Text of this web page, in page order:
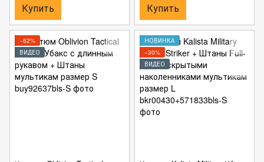
Купить Купить
−62%
ВИДЕО
НОВИНКА
−30%
ВИДЕО